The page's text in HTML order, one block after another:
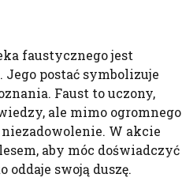
faustycznego jest
. Jego postać symbolizuje
Faust to uczony,
ale mimo ogromnego
W akcie
aby móc doświadczyć
swoją duszę.